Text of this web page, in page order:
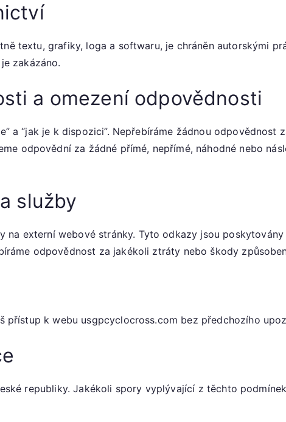
textu, grafiky, loga a softwaru, je chráněn autorskými
zakázáno.
a omezení odpovědnosti
a “jak je k dispozici”. Nepřebíráme žádnou odpovědnost
odpovědní za žádné přímé, nepřímé, náhodné nebo
služby
na externí webové stránky. Tyto odkazy jsou
odpovědnost za jakékoli ztráty nebo škody
přístup k webu usgpcyclocross.com bez předchozího
republiky. Jakékoli spory vyplývající z těchto